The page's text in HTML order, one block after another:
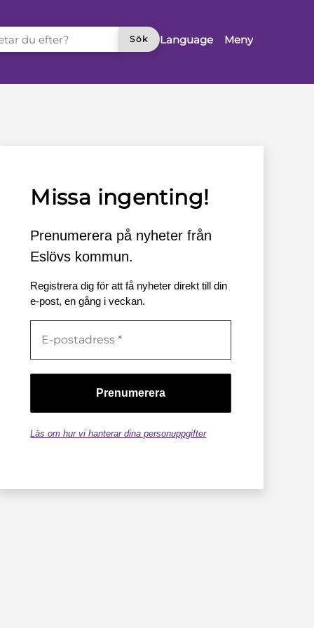
Sök
Language Meny
Missa ingenting!
Prenumerera på nyheter från
Eslövs kommun.
Registrera dig för att få nyheter direkt till din
e-post, en gång i veckan.
Läs om hur vi hanterar dina personuppgifter